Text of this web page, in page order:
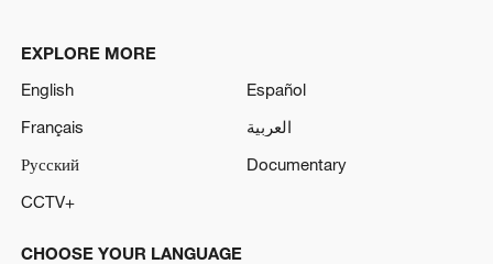
EXPLORE MORE
English
Español
Français
العربية
Русский
Documentary
CCTV+
CHOOSE YOUR LANGUAGE